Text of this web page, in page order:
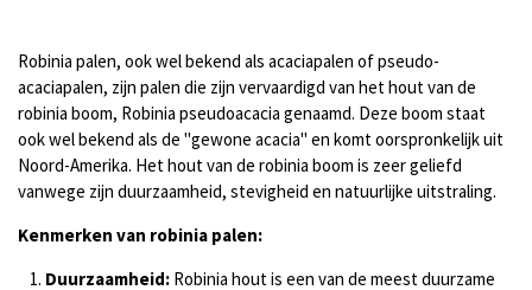
n
e
Robinia palen, ook wel bekend als acaciapalen of pseudo-
acaciapalen, zijn palen die zijn vervaardigd van het hout van de
robinia boom, Robinia pseudoacacia genaamd. Deze boom staat
ook wel bekend als de "gewone acacia" en komt oorspronkelijk uit
Noord-Amerika. Het hout van de robinia boom is zeer geliefd
vanwege zijn duurzaamheid, stevigheid en natuurlijke uitstraling.
Kenmerken van robinia palen:
Duurzaamheid:Robinia hout is een van de meest duurzame